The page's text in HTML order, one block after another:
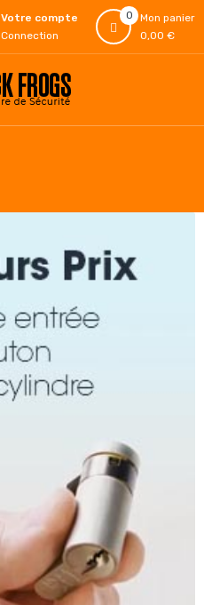
0
Mon panier
0,00 €
Votre compte
Connection